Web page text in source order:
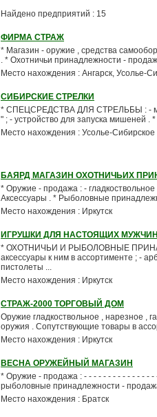
Найдено предприятий : 15
ФИРМА СТРАЖ
* Магазин - оружие , средства
. * Охотничьи принадлежности -
Место нахождения : Ангарск, Усолье-
СИБИРСКИЕ СТРЕЛКИ
* СПЕЦСРЕДСТВА ДЛЯ СТРЕЛЬБЫ : -
" ; - устройство для запуска
Место нахождения : Усолье-Сибирское
БАЯРД МАГАЗИН ОХОТНИЧЬИХ
* Оружие - продажа : -
Аксессуары . * Рыболовные
Место нахождения : Иркутск
ИГРУШКИ ДЛЯ НАСТОЯЩИХ
* ОХОТНИЧЬИ И РЫБОЛОВНЫЕ
аксессуары к ним в ассортименте ; -
пистолеты ...
Место нахождения : Иркутск
СТРАЖ-2000 ТОРГОВЫЙ ДОМ
Оружие гладкоствольное , нарезное ,
оружия . Сопутствующие товары в
Место нахождения : Иркутск
ВЕСНА ОРУЖЕЙНЫЙ МАГАЗИН
* Оружие - продажа : - - - - - - - - - - - - - - -
рыболовные принадлежности -
Место нахождения : Братск